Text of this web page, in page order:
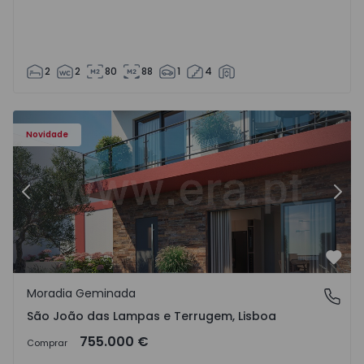
2 2 80 88 1 4
Novidade
Anterior
São João das Lampas e Terrugem, Lisboa
Moradia Geminada
São João das Lampas e Terrugem, Lisboa
Comprar 755.000 €